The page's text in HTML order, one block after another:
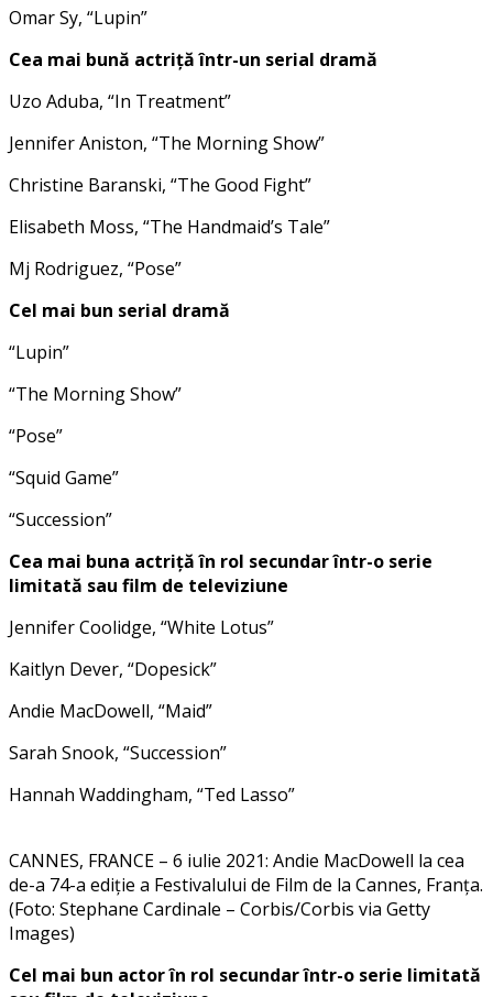
Omar Sy, “Lupin”
Cea mai bună actriță într-un serial dramă
Uzo Aduba, “In Treatment”
Jennifer Aniston, “The Morning Show”
Christine Baranski, “The Good Fight”
Elisabeth Moss, “The Handmaid’s Tale”
Mj Rodriguez, “Pose”
Cel mai bun serial dramă
“Lupin”
“The Morning Show”
“Pose”
“Squid Game”
“Succession”
Cea mai buna actriță în rol secundar într-o serie
limitată sau film de televiziune
Jennifer Coolidge, “White Lotus”
Kaitlyn Dever, “Dopesick”
Andie MacDowell, “Maid”
Sarah Snook, “Succession”
Hannah Waddingham, “Ted Lasso”
CANNES, FRANCE – 6 iulie 2021: Andie MacDowell la cea
de-a 74-a ediție a Festivalului de Film de la Cannes, Franța.
(Foto: Stephane Cardinale – Corbis/Corbis via Getty
Images)
Cel mai bun actor în rol secundar într-o serie limitată